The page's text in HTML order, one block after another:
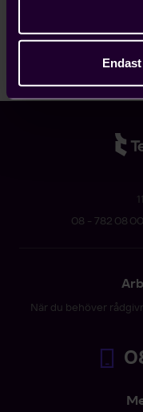
08 - 782 08 00
När du behöver